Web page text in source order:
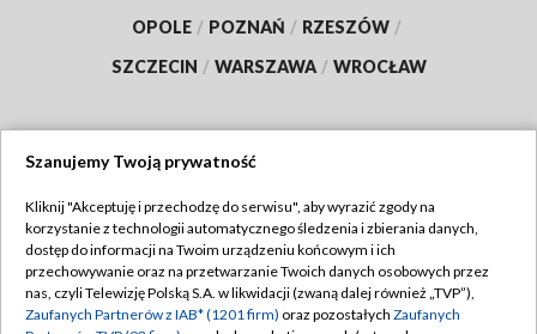
OPOLE / POZNAŃ / RZESZÓW /
SZCZECIN / WARSZAWA / WROCŁAW
TVP
Abonament TVP
Emisja w TVP
Regulamin TVP
Polityka prywatności
Szanujemy Twoją prywatność
Kliknij "Akceptuję i przechodzę do serwisu", aby wyrazić zgody na
korzystanie z technologii automatycznego śledzenia i zbierania danych,
dostęp do informacji na Twoim urządzeniu końcowym i ich
przechowywanie oraz na przetwarzanie Twoich danych osobowych przez
nas, czyli Telewizję Polską S.A. w likwidacji (zwaną dalej również „TVP”),
Zaufanych Partnerów z IAB* (1201 firm) oraz pozostałych Zaufanych